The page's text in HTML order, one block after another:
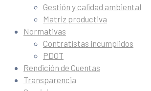
Gestión y calidad ambiental
Matriz productiva
Normativas
Contratistas incumplidos
PDOT
Rendición de Cuentas
Transparencia